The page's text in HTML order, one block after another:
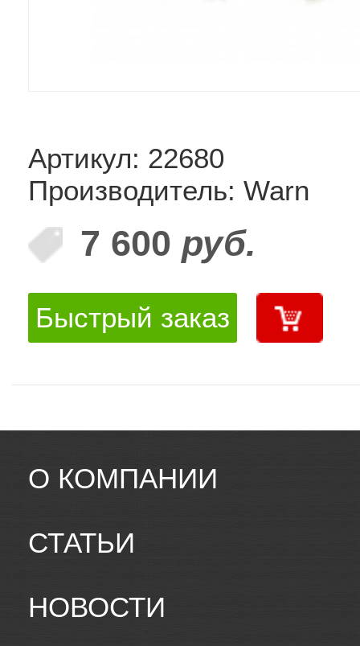
Артикул: 22680
Производитель: Warn
7 600 руб.
Быстрый заказ
О КОМПАНИИ
СТАТЬИ
НОВОСТИ